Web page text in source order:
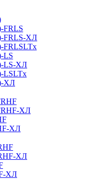
ХЛ
LS
LS-ХЛ
ХЛ
ХЛ
ХЛ
ХЛ
ХЛ